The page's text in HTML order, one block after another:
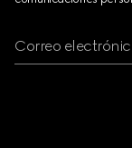
Correo